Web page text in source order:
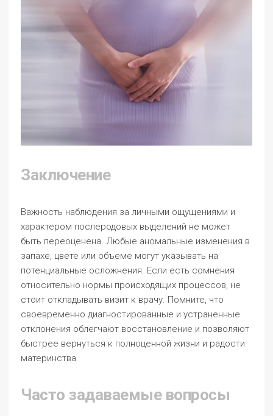
Заключение
Важность наблюдения за личными ощущениями и
характером послеродовых выделений не может
быть переоценена. Любые аномальные изменения в
запахе, цвете или объеме могут указывать на
потенциальные осложнения. Если есть сомнения
относительно нормы происходящих процессов, не
стоит откладывать визит к врачу. Помните, что
своевременно диагностированные и устраненные
отклонения облегчают восстановление и позволяют
быстрее вернуться к полноценной жизни и радости
материнства.
Часто задаваемые вопросы